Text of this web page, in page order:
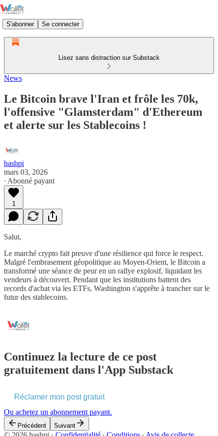
S'abonner Se connecter
Lisez sans distraction sur Substack
News
Le Bitcoin brave l'Iran et frôle les 70k,
l'offensive "Glamsterdam" d'Ethereum
et alerte sur les Stablecoins !
hashpi
mars 03, 2026
∙ Abonné payant
1
Salut,
Le marché crypto fait preuve d'une résilience qui force le respect.
Malgré l'embrasement géopolitique au Moyen-Orient, le Bitcoin a
transformé une séance de peur en un rallye explosif, liquidant les
vendeurs à découvert. Pendant que les institutions battent des
records d'achat via les ETFs, Washington s'apprête à trancher sur le
futur des stablecoins.
Continuez la lecture de ce post
gratuitement dans l'App Substack
Réclamer mon post gratuit
Ou achetez un abonnement payant.
Précédent Suivant